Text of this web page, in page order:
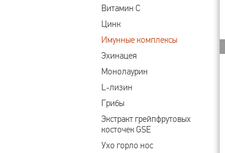
Витамин С
Цинк
Имунные комплексы
Эхинацея
Монолаурин
L-лизин
Грибы
Экстракт грейпфрутовых
косточек GSE
Ухо горло нос